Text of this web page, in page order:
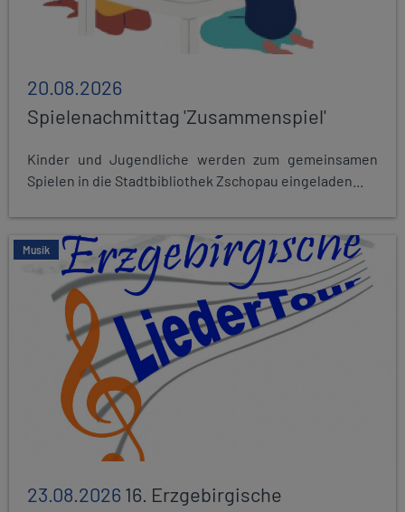
20.08.2026
Spielenachmittag 'Zusammenspiel'
Kinder und Jugendliche werden zum gemeinsamen
Spielen in die Stadtbibliothek Zschopau eingeladen...
Musik
23.08.202616. Erzgebirgische